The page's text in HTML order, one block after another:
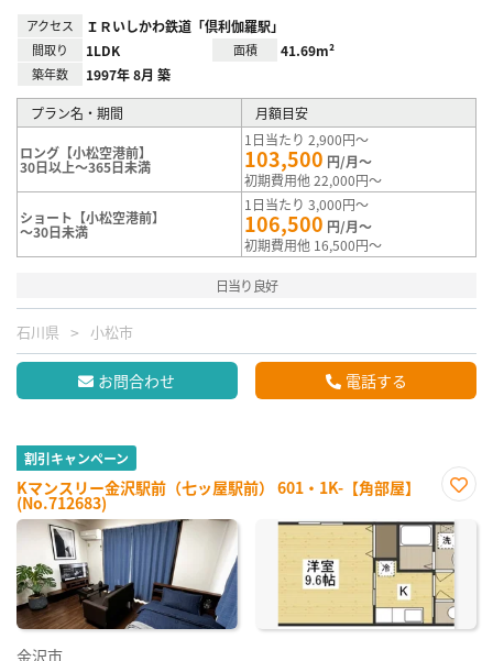
アクセス ＩＲいしかわ鉄道「倶利伽羅駅」
間取り 1LDK 面積 41.69m²
築年数 1997年 8月 築
プラン名・期間 月額目安
ロング【小松空港前】
30日以上～365日未満
1日当たり 2,900円～
103,500 円/月～
初期費用他 22,000円～
ショート【小松空港前】
～30日未満
1日当たり 3,000円～
106,500 円/月～
初期費用他 16,500円～
日当り良好
石川県 小松市
お問合わせ 電話する
割引キャンペーン
Kマンスリー金沢駅前（七ッ屋駅前） 601・1K-【角部屋】
(No.712683)
に入
り登
録
金沢市